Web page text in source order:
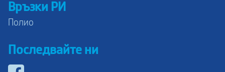
Връзки РИ
Полио
Последвайте ни